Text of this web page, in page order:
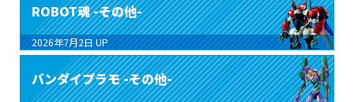
ROBOT魂 -その他-
2026年7月2日 UP
バンダイプラモ -その他-